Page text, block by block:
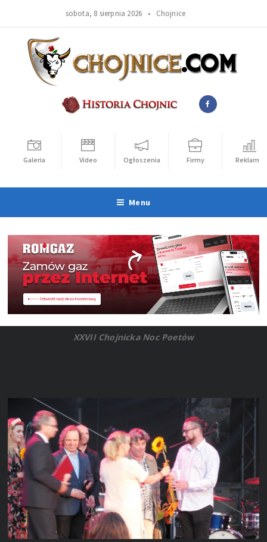
sobota, 8 sierpnia 2026 • Chojnice
Galeria Video Ogłoszenia Firmy Reklama
Menu
XXVII Chojnicka Noc Poetów